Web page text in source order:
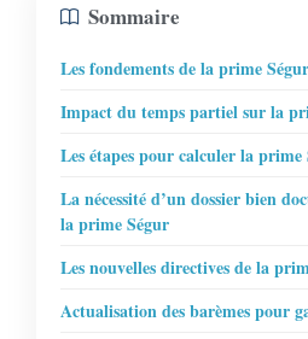
Sommaire
Les fondements de la prime Ségur
Impact du temps partiel sur la
Les étapes pour calculer la prime
La nécessité d’un dossier bien
la prime Ségur
Les nouvelles directives de la
Actualisation des barèmes pour